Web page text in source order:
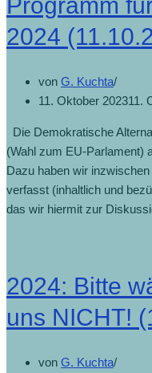
2024
von G. Kuchta
11. Oktober 202311.
Die Demokratische
(Wahl zum EU-Parlament)
Dazu haben wir
verfasst (inhaltlich und
das wir hiermit zur
2024: Bitte
uns NICHT!
von G. Kuchta